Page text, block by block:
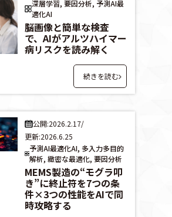
深層学習, 要因分析, 予測AI最
適化AI
脳画像と簡単な検査
で、AIがアルツハイマー
病リスクを読み解く
続きを読む
公開:2026.2.17/
更新:2026.6.25
予測AI最適化AI, 多入力多目的
解析, 緻密な最適化, 要因分析
MEMS製造の“モグラ叩
き”に終止符を7つの条
件×3つの性能をAIで同
時攻略する